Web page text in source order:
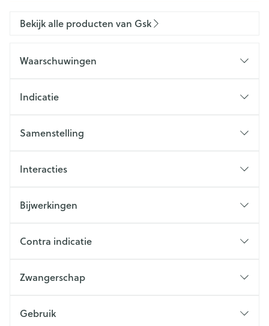
Bekijk alle producten van Gsk
Waarschuwingen
Indicatie
Samenstelling
Interacties
Bijwerkingen
Contra indicatie
Zwangerschap
Gebruik